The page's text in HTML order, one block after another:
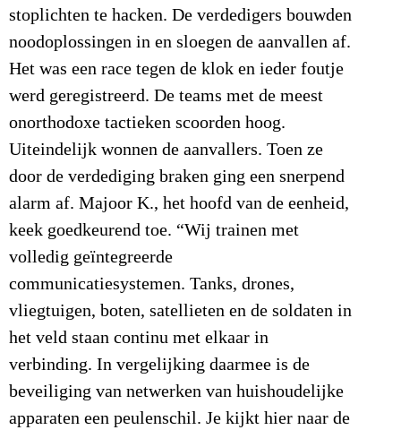
stoplichten te hacken. De verdedigers bouwden
noodoplossingen in en sloegen de aanvallen af.
Het was een race tegen de klok en ieder foutje
werd geregistreerd. De teams met de meest
onorthodoxe tactieken scoorden hoog.
Uiteindelijk wonnen de aanvallers. Toen ze
door de verdediging braken ging een snerpend
alarm af. Majoor K., het hoofd van de eenheid,
keek goedkeurend toe. “Wij trainen met
volledig geïntegreerde
communicatiesystemen. Tanks, drones,
vliegtuigen, boten, satellieten en de soldaten in
het veld staan continu met elkaar in
verbinding. In vergelijking daarmee is de
beveiliging van netwerken van huishoudelijke
apparaten een peulenschil. Je kijkt hier naar de